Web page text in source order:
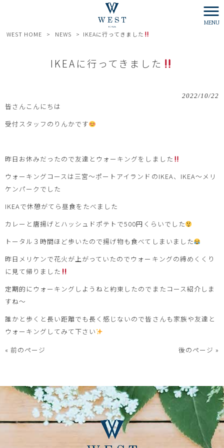
MENU
WEST HOME > NEWS > IKEAに行ってきました
IKEAに行ってきました
2022/10/22
皆さんこんにちは
受付スタッフのりんかです
昨日お休みだったので友達とウォーキングをしました
ウォーキングコースは三宮～ポートアイランドのIKEA、IKEA～メリ
ケンパークでした
IKEAで休憩がてら昼食をたべました
カレーと唐揚げとハッシュドポテトで500円くらいでした
トータル３時間ほど歩いたので揚げ物も食べてしまいました
昨日メリケンで花火が上がっていたのでウォーキングの締めくくり
に見て帰りました
定期的にウォーキングしようねと約束したのでまたコース紹介しま
すね～
誰かと歩くと長い距離でも長く感じないので皆さんも家族や友達と
ウォーキングしてみて下さい
« 前のページ
後のページ »